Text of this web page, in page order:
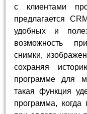
с клиентами
предлагается
удобных и
возможность
снимки,
сохраняя
программе для
такая функция
программа, когда